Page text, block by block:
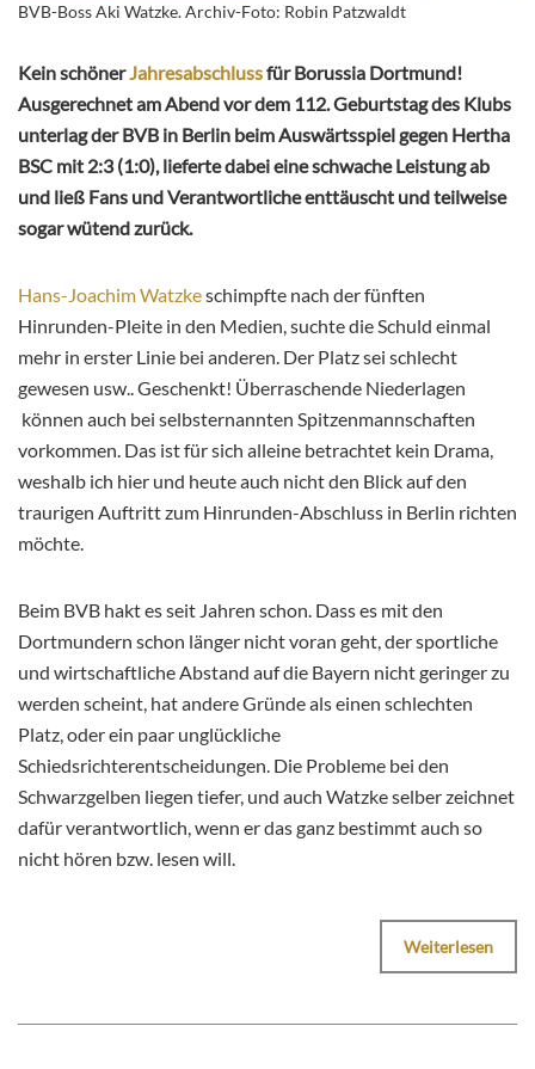
BVB-Boss Aki Watzke. Archiv-Foto: Robin Patzwaldt
Kein schönerJahresabschlussfür Borussia Dortmund!
Ausgerechnet am Abend vor dem 112. Geburtstag des Klubs
unterlag der BVB in Berlin beim Auswärtsspiel gegen Hertha
BSC mit 2:3 (1:0), lieferte dabei eine schwache Leistung ab
und ließ Fans und Verantwortliche enttäuscht und teilweise
sogar wütend zurück.
Hans-Joachim Watzkeschimpfte nach der fünften
Hinrunden-Pleite in den Medien, suchte die Schuld einmal
mehr in erster Linie bei anderen. Der Platz sei schlecht
gewesen usw.. Geschenkt! Überraschende Niederlagen
können auch bei selbsternannten Spitzenmannschaften
vorkommen. Das ist für sich alleine betrachtet kein Drama,
weshalb ich hier und heute auch nicht den Blick auf den
traurigen Auftritt zum Hinrunden-Abschluss in Berlin richten
möchte.
Beim BVB hakt es seit Jahren schon. Dass es mit den
Dortmundern schon länger nicht voran geht, der sportliche
und wirtschaftliche Abstand auf die Bayern nicht geringer zu
werden scheint, hat andere Gründe als einen schlechten
Platz, oder ein paar unglückliche
Schiedsrichterentscheidungen. Die Probleme bei den
Schwarzgelben liegen tiefer, und auch Watzke selber zeichnet
dafür verantwortlich, wenn er das ganz bestimmt auch so
nicht hören bzw. lesen will.
Weiterlesen